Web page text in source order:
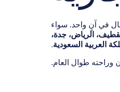
في آنٍ واحد. سواء
الرياض، جدة،
العربية السعودية.
وراحته طوال العام.